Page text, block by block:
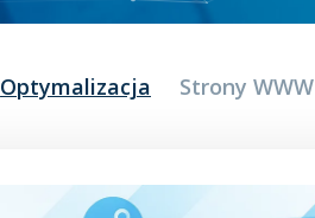
Optymalizacja Strony WWW